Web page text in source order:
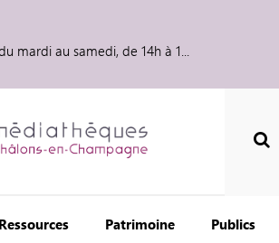
mardi au samedi, de 14h à 1...
Ressources Patrimoine Publics